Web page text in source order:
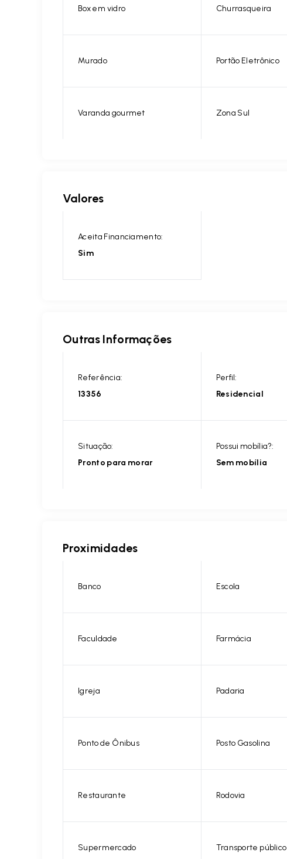
Box em vidro Churrasqueira
Murado Portão Eletrônico
Varanda gourmet Zona Sul
Valores
Aceita Financiamento:
Sim
Outras Informações
Referência:
13356
Perfil:
Residencial
Situação:
Pronto para morar
Possui mobília?:
Sem mobília
Proximidades
Banco Escola
Faculdade Farmácia
Igreja Padaria
Ponto de Ônibus Posto Gasolina
Restaurante Rodovia
Supermercado Transporte público